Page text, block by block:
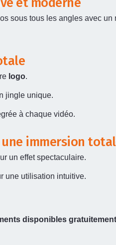
sous tous les angles avec un
logo.
jingle unique.
à chaque vidéo.
immersion
un effet spectaculaire.
une utilisation intuitive.
disponibles gratuitement